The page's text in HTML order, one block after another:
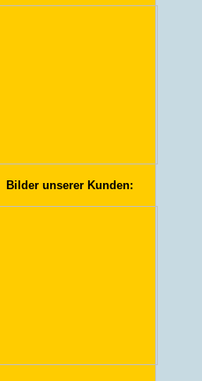
Bilder unserer Kunden: